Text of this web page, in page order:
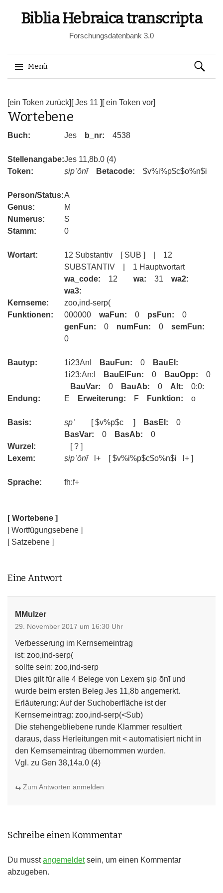
Biblia Hebraica transcripta
Forschungsdatenbank 3.0
Menü
zum
Inhalt
Suchen
nach:
[ein Token zurück] [ Jes 11 ] [ ein Token vor]
Wortebene
Buch: Jes b_nr: 4538
Stellenangabe:Jes 11,8b.0 (4)
Token:
ṣipʿōnī Betacode: $v%i%p$c$o%n$i
Person/Status:A
Genus:
M
Numerus:
S
Stamm:
0
Wortart:
12 Substantiv [ SUB ] | 12
SUBSTANTIV | 1 Hauptwortart
wa_code:
12 wa: 31 wa2:
wa3:
Kernseme:
zoo,ind-serp(
Funktionen:
000000 waFun: 0 psFun:
0
genFun:
0 numFun: 0 semFun:
0
Bautyp: 1i23AnI BauFun: 0
BauEl:
1i23:An:I
BauElFun: 0 BauOpp:
0
BauVar:
0 BauAb: 0 Alt:
0:0:
Endung:
E Erweiterung: F Funktion: o
Basis: ṣpʿ [ $v%p$c ] BasEl:
0
BasVar:
0 BasAb:
0
Wurzel:
[ ? ]
Lexem:
ṣipʿōnīl+ [ $v%i%p$c$o%n$i l+ ]
Sprache: fh:f+
[ Wortebene ]
[ Wortfügungsebene ]
[ Satzebene ]
Eine Antwort
MMulzer
29. November 2017 um 16:30 Uhr
Verbesserung im Kernsemeintrag
ist: zoo,ind-serp(
sollte sein: zoo,ind-serp
Dies gilt für alle 4 Belege von Lexem ṣipʿōnī und
wurde beim ersten Beleg Jes 11,8b angemerkt.
Erläuterung: Auf der Suchoberfläche ist der
Kernsemeintrag: zoo,ind-serp(<Sub)
Die stehengebliebene runde Klammer resultiert
daraus, dass Herleitungen mit < automatisiert nicht in
den Kernsemeintrag übernommen wurden.
Vgl. zu Gen 38,14a.0 (4)
Zum Antworten anmelden
Schreibe einen Kommentar
Du musstangemeldetsein, um einen Kommentar
abzugeben.